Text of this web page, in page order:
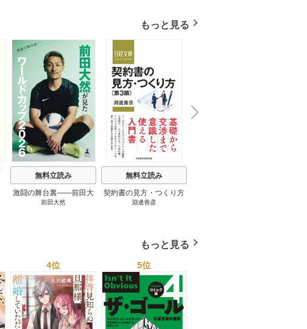
もっと見る
無料立読み
激闘の舞台裏――前田大
然が見たワールドカップ
前田大然
無料立読み
契約書の見方・つくり方
＜第３版＞ 1巻
淵邊善彦
N
e
x
t
もっと見る
4位 5位